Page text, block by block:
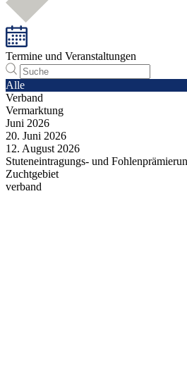
Termine und Veranstaltungen
Alle
Verband
Vermarktung
Juni 2026
20. Juni 2026
12. August 2026
Stuteneintragungs- und
Zuchtgebiet
verband